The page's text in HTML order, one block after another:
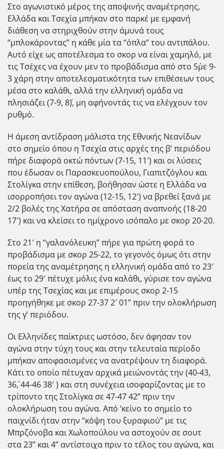
Στο αγωνιστικό μέρος της αποψινής αναμέτρησης,
Ελλάδα και Τσεχία μπήκαν στο παρκέ με εμφανή
διάθεση να στηριχθούν στην άμυνά τους
“μπλοκάροντας” η κάθε μία τα “όπλα” του αντιπάλου.
Αυτό είχε ως αποτέλεσμα το σκορ να είναι χαμηλό, με
τις Τσέχες να έχουν μεν το προβάδισμα από στο 5΄με 9-
3 χάρη στην αποτελεσματικότητα των επιθέσεων τους
μέσα στο καλάθι, αλλά την ελληνική ομάδα να
πλησιάζει (7-9, 8΄), μη αφήνοντάς τις να ελέγχουν τον
ρυθμό.
Η άμεση αντίδραση μάλιστα της Εθνικής Νεανίδων
στο σημείο όπου η Τσεχία στις αρχές της β’ περιόδου
πήρε διαφορά οκτώ πόντων (7-15, 11′) και οι λύσεις
που έδωσαν οι Παρασκευοπούλου, Γιαπιτζόγλου και
Στολίγκα στην επίθεση, βοήθησαν ώστε η Ελλάδα να
ισορροπήσει τον αγώνα (12-15, 12′) να βρεθεί ξανά με
2/2 βολές της Χατήρα σε απόσταση αναπνοής (18-20
17′) και να κλείσει το ημίχρονο ισόπαλο με σκορ 20-20.
Στο 21′ η “γαλανόλευκη” πήρε για πρώτη φορά το
προβάδισμα με σκορ 25-22, το γεγονός όμως ότι στην
πορεία της αναμέτρησης η ελληνική ομάδα από το 23′
έως το 29′ πέτυχε μόλις ένα καλάθι, γύρισε τον αγώνα
υπέρ της Τσεχίας και με επιμέρους σκορ 2-15
προηγήθηκε με σκορ 27-37 2′ 01” πριν την ολοκλήρωση
της γ’ περιόδου.
Οι Ελληνίδες παίκτριες ωστόσο, δεν άφησαν τον
αγώνα στην τύχη τους και στην τελευταία περίοδο
μπήκαν αποφασισμένες να ανατρέψουν τη διαφορά.
Κάτι το οποίο πέτυχαν αρχικά μειώνοντάς την (40-43,
36΄, 44-46 38′ ) και στη συνέχεια ισοφαρίζοντας με το
τρίποντο της Στολίγκα σε 47-47 42” πριν την
ολοκλήρωση του αγώνα. Από ‘κείνο το σημείο το
παιχνίδι ήταν στην “κόψη του ξυραφιού” με τις
Μπρζόνοβα και Χωλοπούλου να αστοχούν σε σουτ
στα 23” και 4” αντίστοιχα πριν το τέλος του αγώνα, και